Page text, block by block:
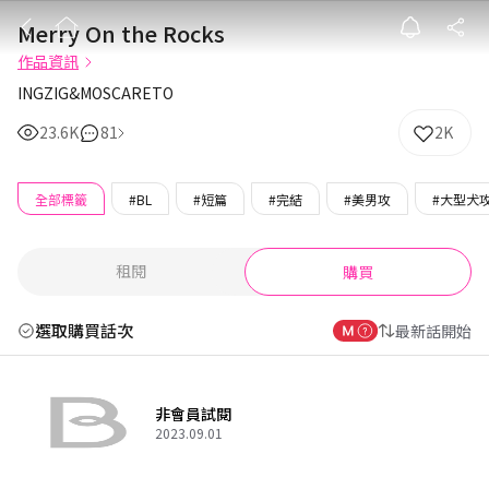
Merry On the
Merry On the Rocks
作品資訊
INGZIG&MOSCARETO
23.6K
81 2K
全部標籤 #BL #短篇 #完結 #美男攻 #大型犬
租閱 購買
選取購買話次 最新話開始
非會員試閱
2023.09.01